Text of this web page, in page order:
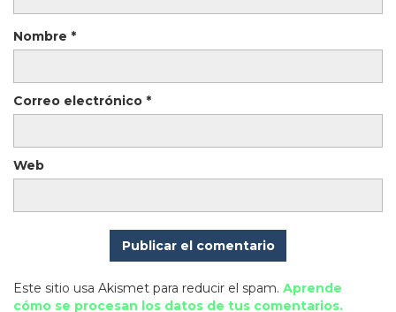
Nombre *
Correo electrónico *
Web
Este sitio usa Akismet para reducir el spam. Aprende
cómo se procesan los datos de tus comentarios.